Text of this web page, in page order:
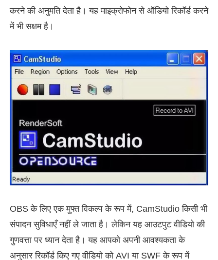
करने की अनुमति देता है। यह माइक्रोफोन से ऑडियो रिकॉर्ड करने
में भी सक्षम है।
OBS के लिए एक मुफ्त विकल्प के रूप में, CamStudio किसी भी
संपादन सुविधाएँ नहीं ले जाता है। लेकिन यह आउटपुट वीडियो की
गुणवत्ता पर ध्यान देता है। यह आपको अपनी आवश्यकता के
अनुसार रिकॉर्ड किए गए वीडियो को AVI या SWF के रूप में